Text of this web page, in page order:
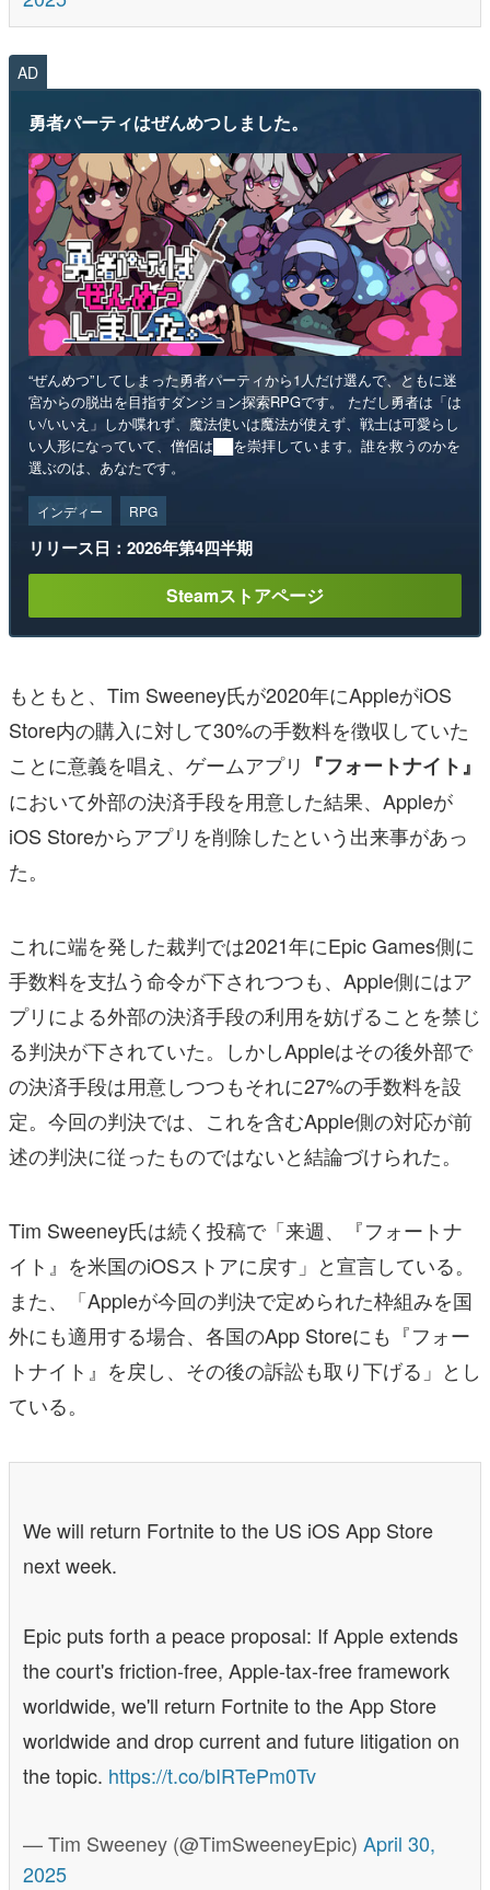
AD
勇者パーティはぜんめつしました。
“ぜんめつ”してしまった勇者パーティから1人だけ選んで、ともに迷
宮からの脱出を目指すダンジョン探索RPGです。 ただし勇者は「は
い/いいえ」しか喋れず、魔法使いは魔法が使えず、戦士は可愛らし
い人形になっていて、僧侶は██を崇拝しています。誰を救うのかを
選ぶのは、あなたです。
インディー RPG
リリース日：2026年第4四半期
Steamストアページ
もともと、Tim Sweeney氏が2020年にAppleがiOS
Store内の購入に対して30%の手数料を徴収していた
ことに意義を唱え、ゲームアプリ 『フォートナイト』
において外部の決済手段を用意した結果、Appleが
iOS Storeからアプリを削除したという出来事があっ
た。
これに端を発した裁判では2021年にEpic Games側に
手数料を支払う命令が下されつつも、Apple側にはア
プリによる外部の決済手段の利用を妨げることを禁じ
る判決が下されていた。しかしAppleはその後外部で
の決済手段は用意しつつもそれに27%の手数料を設
定。今回の判決では、これを含むApple側の対応が前
述の判決に従ったものではないと結論づけられた。
Tim Sweeney氏は続く投稿で「来週、『フォートナ
イト』を米国のiOSストアに戻す」と宣言している。
また、「Appleが今回の判決で定められた枠組みを国
外にも適用する場合、各国のApp Storeにも『フォー
トナイト』を戻し、その後の訴訟も取り下げる」とし
ている。
We will return Fortnite to the US iOS App Store
next week.
Epic puts forth a peace proposal: If Apple extends
the court's friction-free, Apple-tax-free framework
worldwide, we'll return Fortnite to the App Store
worldwide and drop current and future litigation on
the topic. https://t.co/bIRTePm0Tv
— Tim Sweeney (@TimSweeneyEpic) April 30,
2025